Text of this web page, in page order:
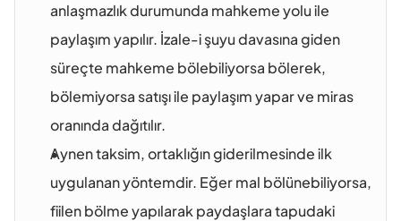
anlaşmazlık durumunda mahkeme yolu ile
paylaşım yapılır. İzale-i şuyu davasına giden
süreçte mahkeme bölebiliyorsa bölerek,
bölemiyorsa satışı ile paylaşım yapar ve miras
oranında dağıtılır.
Aynen taksim, ortaklığın giderilmesinde ilk
uygulanan yöntemdir. Eğer mal bölünebiliyorsa,
fiilen bölme yapılarak paydaşlara tapudaki